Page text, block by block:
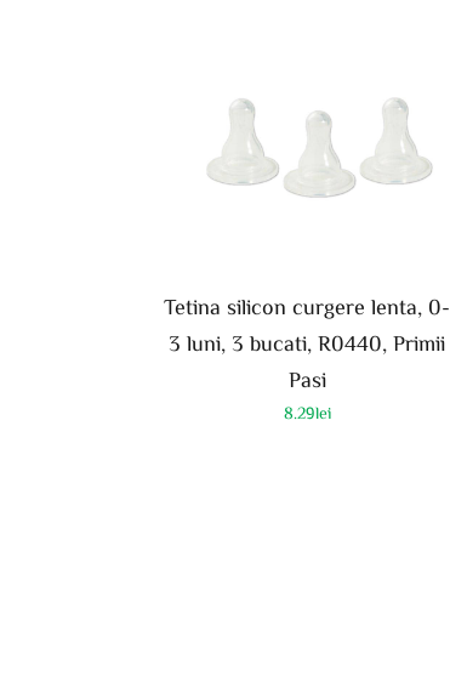
Tetina silicon curgere lenta, 0-
3 luni, 3 bucati, R0440, Primii
Pasi
8.29lei